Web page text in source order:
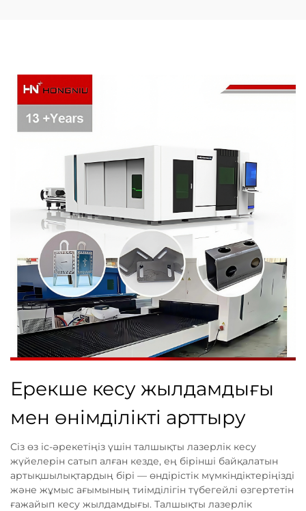
Ерекше кесу жылдамдығы
мен өнімділікті арттыру
Сіз өз іс-әрекетіңіз үшін талшықты лазерлік кесу
жүйелерін сатып алған кезде, ең бірінші байқалатын
артықшылықтардың бірі — өндірістік мүмкіндіктеріңізді
және жұмыс ағымының тиімділігін түбегейлі өзгертетін
ғажайып кесу жылдамдығы. Талшықты лазерлік